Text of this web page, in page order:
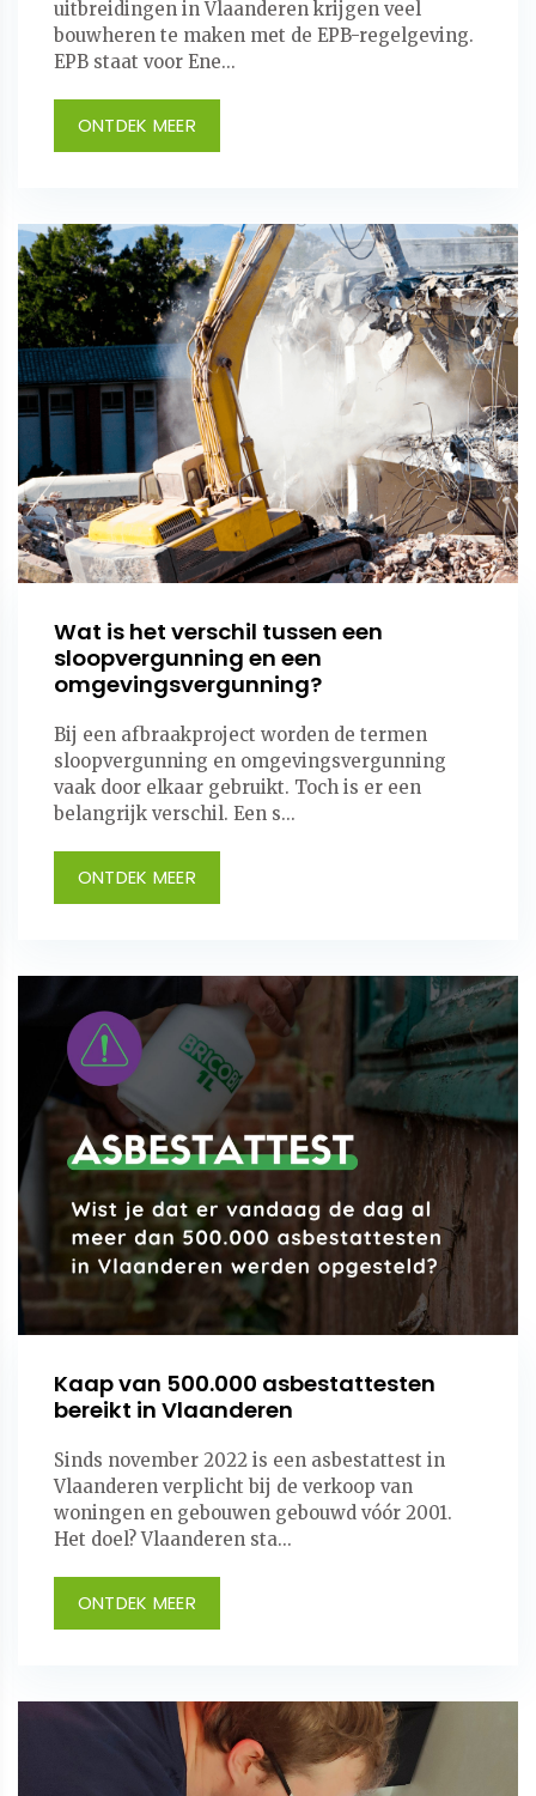
uitbreidingen in Vlaanderen krijgen veel
bouwheren te maken met de EPB-regelgeving.
EPB staat voor Ene...
ONTDEK MEER
Wat is het verschil tussen een
sloopvergunning en een
omgevingsvergunning?
Bij een afbraakproject worden de termen
sloopvergunning en omgevingsvergunning
vaak door elkaar gebruikt. Toch is er een
belangrijk verschil. Een s...
ONTDEK MEER
Kaap van 500.000 asbestattesten
bereikt in Vlaanderen
Sinds november 2022 is een asbestattest in
Vlaanderen verplicht bij de verkoop van
woningen en gebouwen gebouwd vóór 2001.
Het doel? Vlaanderen sta...
ONTDEK MEER